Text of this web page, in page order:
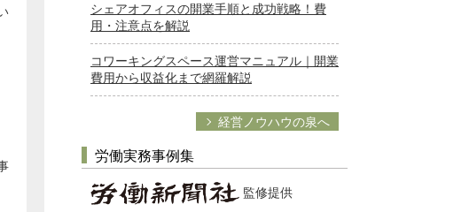
シェアオフィスの開業手順と成功戦略！費
用・注意点を解説
コワーキングスペース運営マニュアル｜開業
費用から収益化まで網羅解説
経営ノウハウの泉へ
労働実務事例集
監修提供